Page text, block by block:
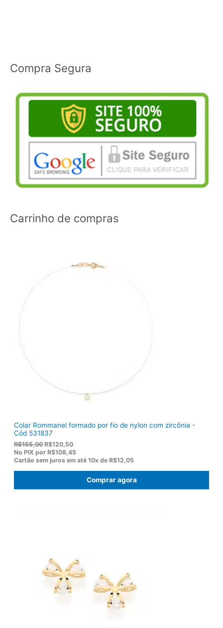
Compra Segura
Carrinho de compras
Colar Rommanel formado por fio de nylon com zircônia -
Cód 531837
R$155,00 O
p
r
o
a
R$120,50O
p
r
a
1
2
0
No PIX por R$108,45
Cartão sem juros em até 10x de R$12,05
Comprar agora